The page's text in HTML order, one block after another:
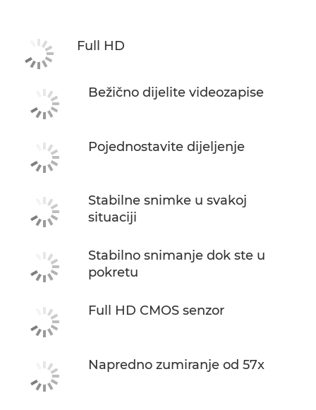
Full HD
Bežično dijelite videozapise
Pojednostavite dijeljenje
Stabilne snimke u svakoj
situaciji
Stabilno snimanje dok ste u
pokretu
Full HD CMOS senzor
Napredno zumiranje od 57x